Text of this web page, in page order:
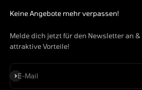
Keine Angebote mehr verpassen!
Melde dich jetzt für den Newsletter an
attraktive Vorteile!
E-Mail
Abonnieren